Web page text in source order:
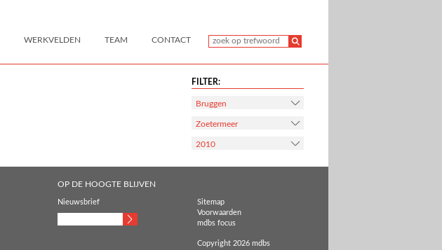
WERKVELDEN TEAM CONTACT
FILTER:
Bruggen
Zoetermeer
2010
OP DE HOOGTE BLIJVEN
Nieuwsbrief
Sitemap
Voorwaarden
mdbs focus
Copyright 2026 mdbs